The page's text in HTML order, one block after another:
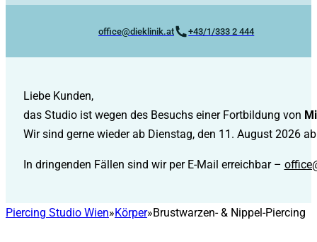
office@dieklinik.at +43/1/333 2 444
Liebe Kunden,
das Studio ist wegen des Besuchs einer Fortbildung von
Wir sind gerne wieder ab Dienstag, den 11. August 2026
In dringenden Fällen sind wir per E-Mail erreichbar –
Piercing Studio Wien»Körper»Brustwarzen- & Nippel-Piercing